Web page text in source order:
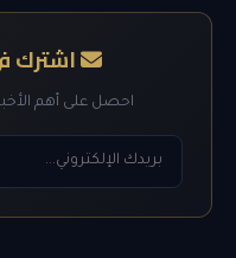
اشترك
احصل على أهم